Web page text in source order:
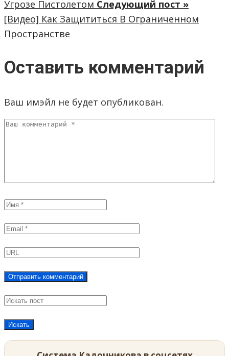
Угрозе Пистолетом Следующий пост »
[Видео] Как Защититься В Ограниченном
Пространстве
Оставить комментарий
Ваш имэйл не будет опубликован.